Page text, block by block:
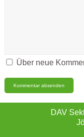
Über neue
DAV